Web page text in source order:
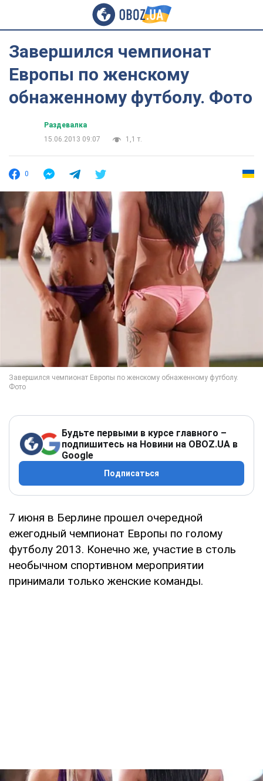
Завершился чемпионат
Европы по женскому
обнаженному футболу. Фото
Раздевалка
15.06.2013 09:07
1,1 т.
0
Будьте первыми в курсе главного –
подпишитесь на Новини на OBOZ.UA в
Google
Подписаться
7 июня в Берлине прошел очередной
ежегодный чемпионат Европы по голому
футболу 2013. Конечно же, участие в столь
необычном спортивном мероприятии
принимали только женские команды.